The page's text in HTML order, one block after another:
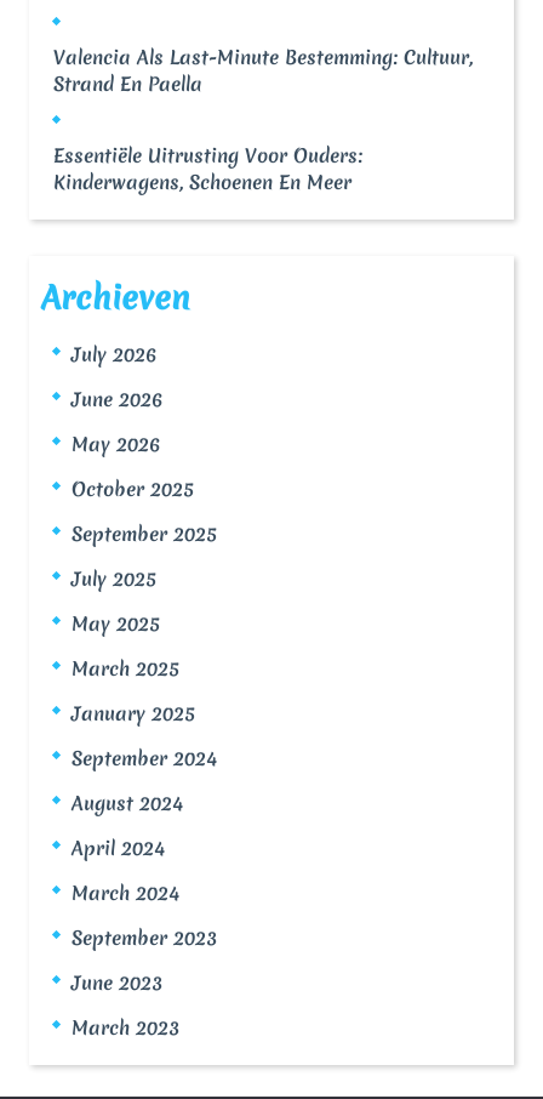
Valencia Als Last-Minute Bestemming: Cultuur,
Strand En Paella
Essentiële Uitrusting Voor Ouders:
Kinderwagens, Schoenen En Meer
Archieven
July 2026
June 2026
May 2026
October 2025
September 2025
July 2025
May 2025
March 2025
January 2025
September 2024
August 2024
April 2024
March 2024
September 2023
June 2023
March 2023